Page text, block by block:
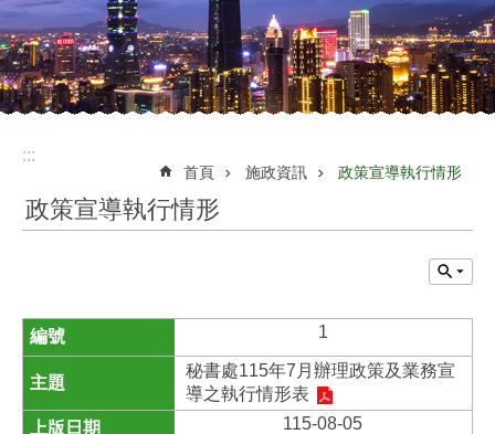
:::
首頁 施政資訊 政策宣導執行情形
政策宣導執行情形
1
秘書處115年7月辦理政策及業務宣
導之執行情形表
115-08-05